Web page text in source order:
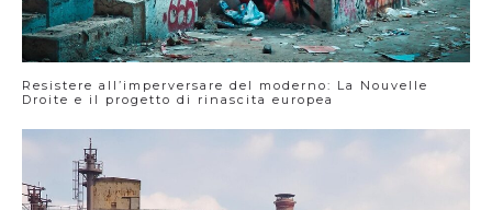
Resistere all’imperversare del moderno: La Nouvelle
Droite e il progetto di rinascita europea